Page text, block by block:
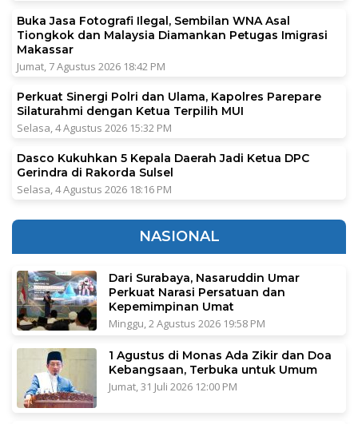
Buka Jasa Fotografi Ilegal, Sembilan WNA Asal
Tiongkok dan Malaysia Diamankan Petugas Imigrasi
Makassar
Jumat, 7 Agustus 2026 18:42 PM
Perkuat Sinergi Polri dan Ulama, Kapolres Parepare
Silaturahmi dengan Ketua Terpilih MUI
Selasa, 4 Agustus 2026 15:32 PM
Dasco Kukuhkan 5 Kepala Daerah Jadi Ketua DPC
Gerindra di Rakorda Sulsel
Selasa, 4 Agustus 2026 18:16 PM
NASIONAL
Dari Surabaya, Nasaruddin Umar
Perkuat Narasi Persatuan dan
Kepemimpinan Umat
Minggu, 2 Agustus 2026 19:58 PM
1 Agustus di Monas Ada Zikir dan Doa
Kebangsaan, Terbuka untuk Umum
Jumat, 31 Juli 2026 12:00 PM